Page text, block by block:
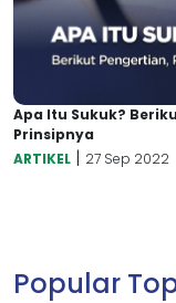
Apa Itu Sukuk?
Prinsipnya
ARTIKEL | 27 Sep 2022
Popular